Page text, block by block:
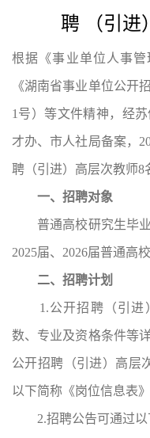
聘 （引进
根据《事业单位人事管
《湖南省事业单位公开
1号）等文件精神，经
才办、市人社局备案，
聘（引进）高层次教师8
一、招聘对象
普通高校研究生毕
2025届、2026届普通高
二、招聘计划
1.公开招聘（引进
数、专业及资格条件等
公开招聘（引进）高层
以下简称《岗位信息表》
2.招聘公告可通过以